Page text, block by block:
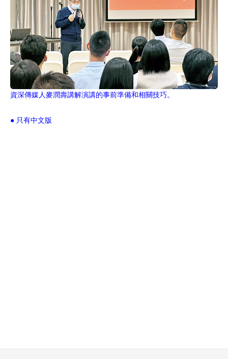
資深傳媒人麥潤壽講解演講的事前準備和相關技巧。
● 只有中文版